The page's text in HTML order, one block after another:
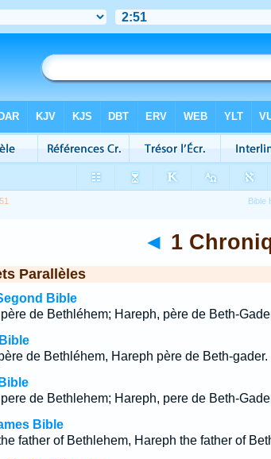
◄ 1
Parallèles
Bible
de Bethléhem; Hareph, père de Beth-
de Bethléhem, Hareph père de Beth-gader.
de Bethlehem; Hareph, pere de Beth-
Bible
father of Bethlehem, Hareph the father of